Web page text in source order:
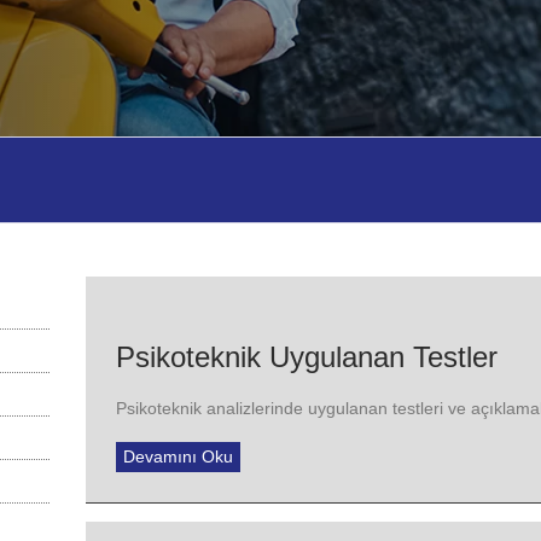
Psikoteknik Uygulanan Testler
Psikoteknik analizlerinde uygulanan testleri ve
Devamını Oku